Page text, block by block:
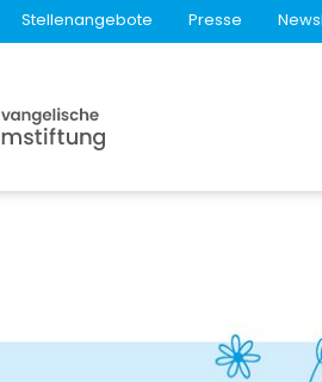
Stellenangebote Presse